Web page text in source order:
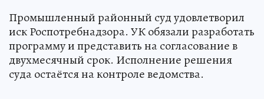
Промышленный районный суд удовлетворил
иск Роспотребнадзора. УК обязали разработать
программу и представить на согласование в
двухмесячный срок. Исполнение решения
суда остаётся на контроле ведомства.